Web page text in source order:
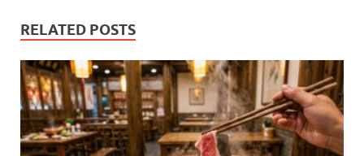
RELATED POSTS